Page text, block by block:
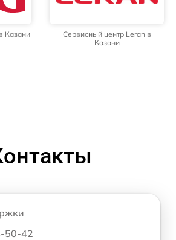
Казани
Сервисный центр Leran в
Казани
50-42